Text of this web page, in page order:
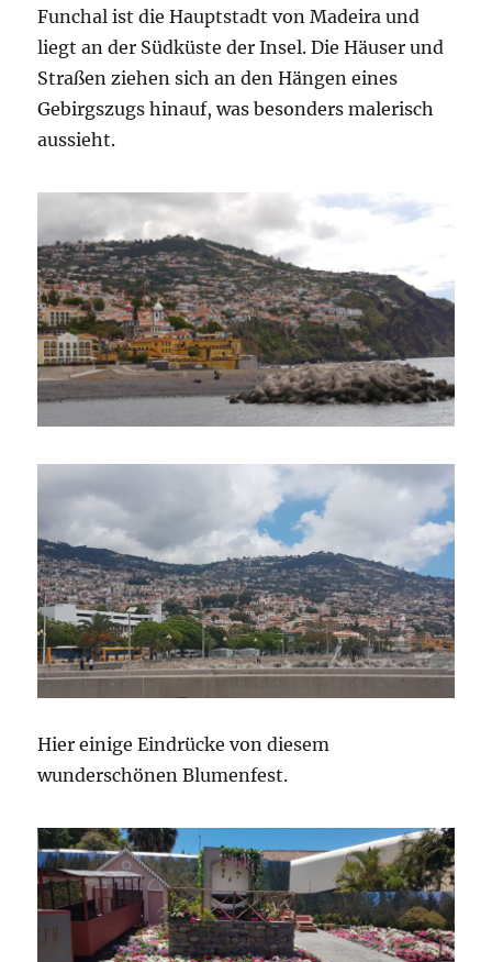
Funchal ist die Hauptstadt von Madeira und
liegt an der Südküste der Insel. Die Häuser und
Straßen ziehen sich an den Hängen eines
Gebirgszugs hinauf, was besonders malerisch
aussieht.
Hier einige Eindrücke von diesem
wunderschönen Blumenfest.